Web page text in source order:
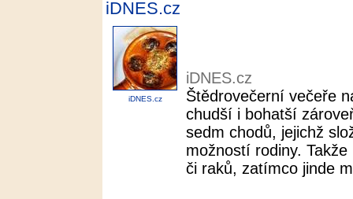
iDNES.cz
iDNES.cz
iDNES.cz
Štědrovečerní večeře
chudší i bohatší
sedm chodů, jejichž
možností rodiny.
či raků, zatímco jinde